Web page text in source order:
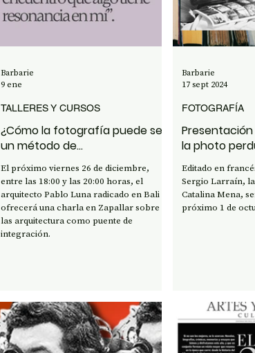
CIENCIA Y TECNOLOGÍA
¿Cómo la fotografía puede ser
un método de
autoconocimiento?
El próximo viernes 26 de diciembre,
entre las 18:00 y las 20:00 horas, el
arquitecto Pablo Luna radicado en Bali
ofrecerá una charla en Zapallar sobre
las arquitectura como puente de
integración.
TALLERES Y CURSOS
Barbarie
9 ene
Presentación
la photo
Mena
Editado en
Sergio Larraín,
Catalina Mena,
próximo 1 de
FOTOGRAFÍA
Barbarie
17 sept 2024